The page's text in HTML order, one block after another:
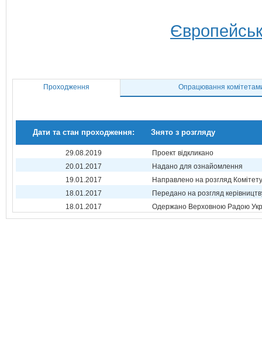
Проходження Опрацювання
Дати та стан проходження: Знято з розгляду
29.08.2019
Проект відкликано
20.01.2017
Надано для ознайомлення
19.01.2017
Направлено на розгляд Комітету
18.01.2017
Передано на розгляд
18.01.2017
Одержано Верховною Радою